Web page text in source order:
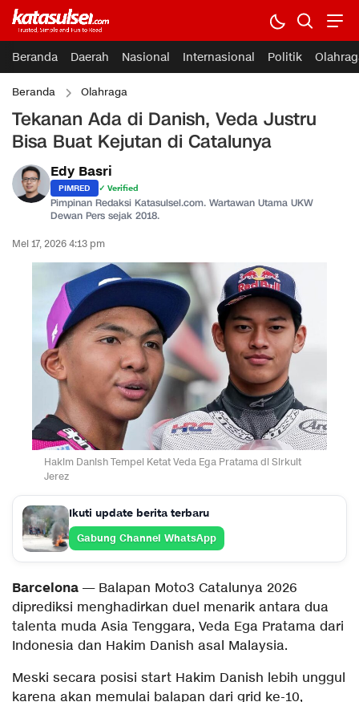
Beranda Daerah Nasional Internasional Politik
Beranda Olahraga
Tekanan Ada di Danish, Veda Justru
Bisa Buat Kejutan di Catalunya
Edy Basri
PIMRED ✓ Verified
Pimpinan Redaksi Katasulsel.com. Wartawan Utama UKW
Dewan Pers sejak 2018.
Mei 17, 2026 4:13 pm
Hakim Danish Tempel Ketat Veda Ega Pratama di Sirkuit
Jerez
Ikuti update berita terbaru
Gabung Channel WhatsApp
Barcelona — Balapan Moto3 Catalunya 2026
diprediksi menghadirkan duel menarik antara dua
talenta muda Asia Tenggara, Veda Ega Pratama dari
Indonesia dan Hakim Danish asal Malaysia.
Meski secara posisi start Hakim Danish lebih unggul
karena akan memulai balapan dari grid ke-10,